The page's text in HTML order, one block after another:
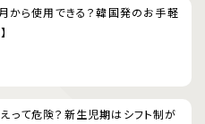
から使用できる？韓国発のお手軽
って危険？新生児期はシフト制が